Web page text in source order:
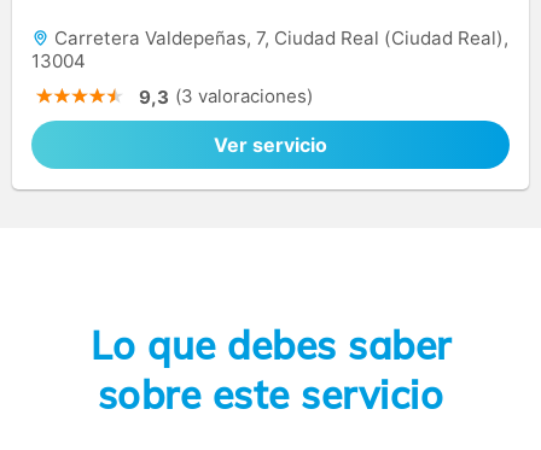
Carretera Valdepeñas, 7, Ciudad Real (Ciudad Real),
13004
9,3 (3 valoraciones)
Ver servicio
Lo que debes saber
sobre este servicio